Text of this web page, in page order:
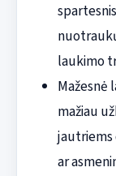
laukimo
Mažesnė
mažiau
jautriems
ar